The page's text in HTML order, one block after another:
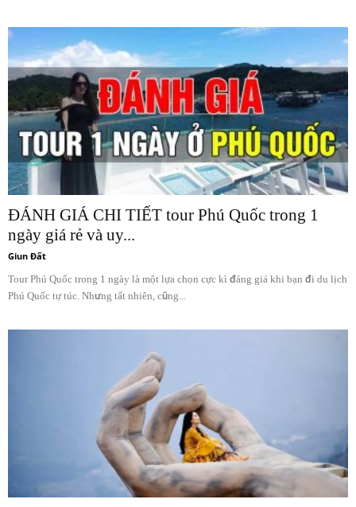
ĐÁNH GIÁ CHI TIẾT tour Phú Quốc trong 1
ngày giá rẻ và uy...
Giun Đất
Tour Phú Quốc trong 1 ngày là một lựa chọn cực kì đáng giá khi bạn đi du lịch
Phú Quốc tự túc. Nhưng tất nhiên, cũng...